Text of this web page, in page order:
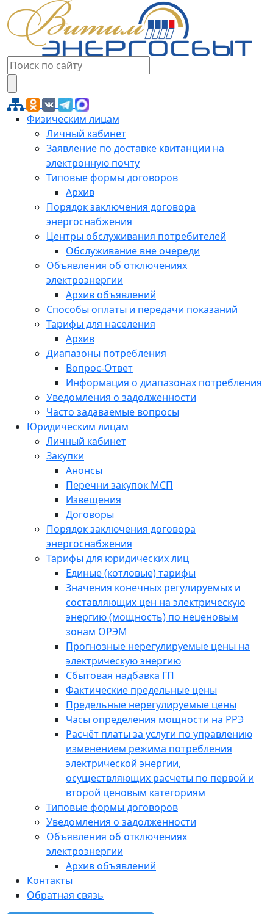
Физическим лицам
Личный кабинет
Заявление по доставке квитанции на
электронную почту
Типовые формы договоров
Архив
Порядок заключения договора
энергоснабжения
Центры обслуживания потребителей
Обслуживание вне очереди
Объявления об отключениях
электроэнергии
Архив объявлений
Способы оплаты и передачи показаний
Тарифы для населения
Архив
Диапазоны потребления
Вопрос-Ответ
Информация о диапазонах потребления
Уведомления о задолженности
Часто задаваемые вопросы
Юридическим лицам
Личный кабинет
Закупки
Анонсы
Перечни закупок МСП
Извещения
Договоры
Порядок заключения договора
энергоснабжения
Тарифы для юридических лиц
Единые (котловые) тарифы
Значения конечных регулируемых и
составляющих цен на электрическую
энергию (мощность) по неценовым
зонам ОРЭМ
Прогнозные нерегулируемые цены на
электрическую энергию
Сбытовая надбавка ГП
Фактические предельные цены
Предельные нерегулируемые цены
Часы определения мощности на РРЭ
Расчёт платы за услуги по управлению
изменением режима потребления
электрической энергии,
осуществляющих расчеты по первой и
второй ценовым категориям
Типовые формы договоров
Уведомления о задолженности
Объявления об отключениях
электроэнергии
Архив объявлений
Контакты
Обратная связь